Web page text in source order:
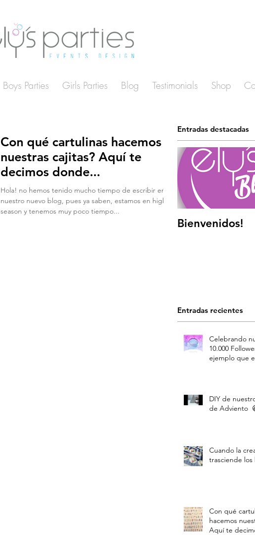
Boys Parties Girls Parties Blog Testimonials Shop
Con qué cartulinas hacemos
nuestras cajitas? Aquí te
decimos donde...
Hola! no hemos tenido mucho tiempo de escribir en
nuestro nuevo blog, pues ya saben, estamos en high
season y tenemos muy poco tiempo...
Entradas destacadas
Bienvenidos!
Entradas recientes
Celebrando
10.000
ejemplo que
DIY de
de Adviento
Cuando la
trasciende los
Con qué
hacemos
Aquí te